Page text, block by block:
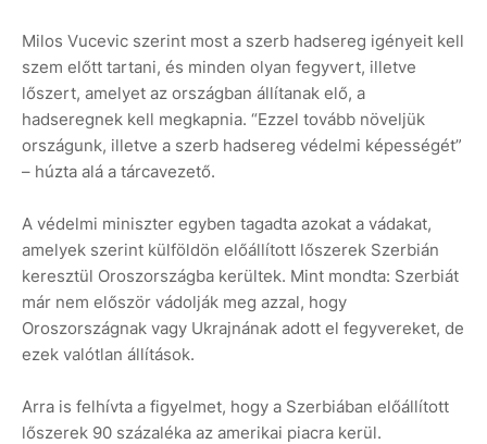
Milos Vucevic szerint most a szerb hadsereg igényeit kell
szem előtt tartani, és minden olyan fegyvert, illetve
lőszert, amelyet az országban állítanak elő, a
hadseregnek kell megkapnia. “Ezzel tovább növeljük
országunk, illetve a szerb hadsereg védelmi képességét”
– húzta alá a tárcavezető.
A védelmi miniszter egyben tagadta azokat a vádakat,
amelyek szerint külföldön előállított lőszerek Szerbián
keresztül Oroszországba kerültek. Mint mondta: Szerbiát
már nem először vádolják meg azzal, hogy
Oroszországnak vagy Ukrajnának adott el fegyvereket, de
ezek valótlan állítások.
Arra is felhívta a figyelmet, hogy a Szerbiában előállított
lőszerek 90 százaléka az amerikai piacra kerül.